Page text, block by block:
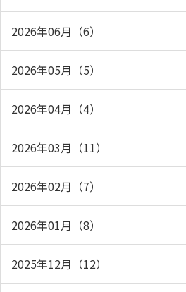
2026年06月（6）
2026年05月（5）
2026年04月（4）
2026年03月（11）
2026年02月（7）
2026年01月（8）
2025年12月（12）